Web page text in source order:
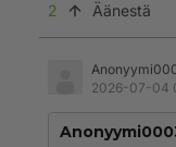
2 Äänestä
2026-07-04